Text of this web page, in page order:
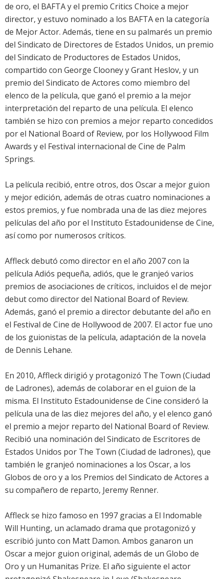
de oro, el BAFTA y el premio Critics Choice a mejor
director, y estuvo nominado a los BAFTA en la categoría
de Mejor Actor. Además, tiene en su palmarés un premio
del Sindicato de Directores de Estados Unidos, un premio
del Sindicato de Productores de Estados Unidos,
compartido con George Clooney y Grant Heslov, y un
premio del Sindicato de Actores como miembro del
elenco de la película, que ganó el premio a la mejor
interpretación del reparto de una película. El elenco
también se hizo con premios a mejor reparto concedidos
por el National Board of Review, por los Hollywood Film
Awards y el Festival internacional de Cine de Palm
Springs.
La película recibió, entre otros, dos Oscar a mejor guion
y mejor edición, además de otras cuatro nominaciones a
estos premios, y fue nombrada una de las diez mejores
películas del año por el Instituto Estadounidense de Cine,
así como por numerosos críticos.
Affleck debutó como director en el año 2007 con la
película Adiós pequeña, adiós, que le granjeó varios
premios de asociaciones de críticos, incluidos el de mejor
debut como director del National Board of Review.
Además, ganó el premio a director debutante del año en
el Festival de Cine de Hollywood de 2007. El actor fue uno
de los guionistas de la película, adaptación de la novela
de Dennis Lehane.
En 2010, Affleck dirigió y protagonizó The Town (Ciudad
de Ladrones), además de colaborar en el guion de la
misma. El Instituto Estadounidense de Cine consideró la
película una de las diez mejores del año, y el elenco ganó
el premio a mejor reparto del National Board of Review.
Recibió una nominación del Sindicato de Escritores de
Estados Unidos por The Town (Ciudad de ladrones), que
también le granjeó nominaciones a los Oscar, a los
Globos de oro y a los Premios del Sindicato de Actores a
su compañero de reparto, Jeremy Renner.
Affleck se hizo famoso en 1997 gracias a El Indomable
Will Hunting, un aclamado drama que protagonizó y
escribió junto con Matt Damon. Ambos ganaron un
Oscar a mejor guion original, además de un Globo de
Oro y un Humanitas Prize. El año siguiente el actor